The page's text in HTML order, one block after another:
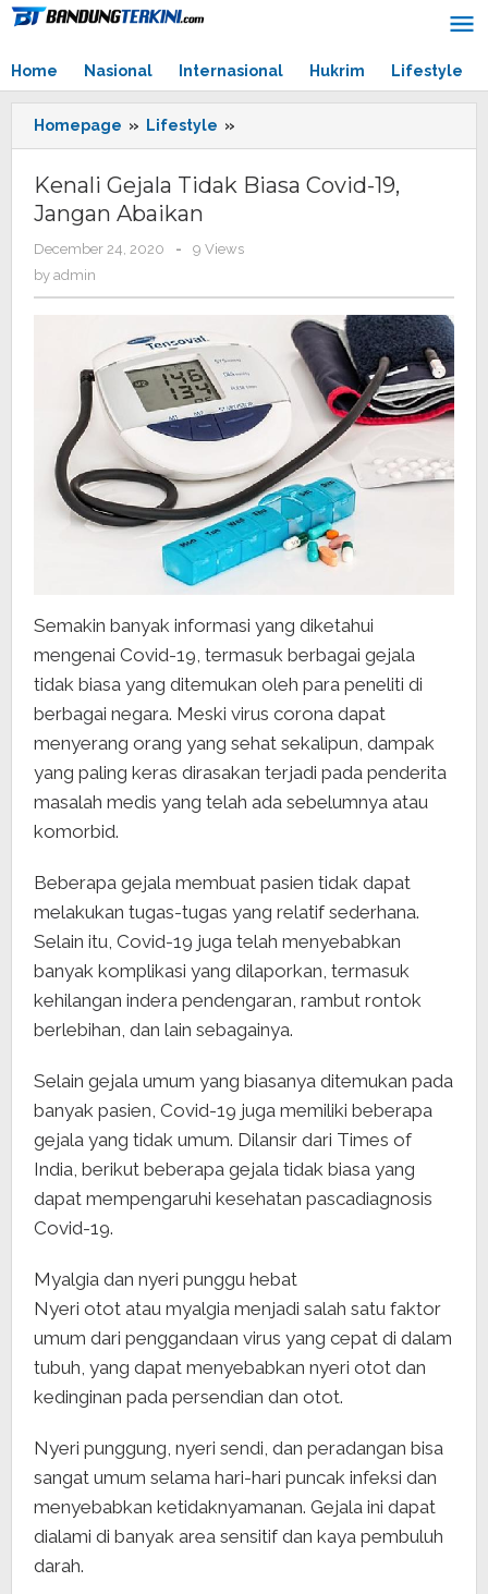
Skip
Home
Nasional Internasional Hukrim Lifestyle
Homepage » Lifestyle »
Gejala
Biasa
Kenali Gejala Tidak Biasa Covid-19,
Jangan Abaikan
December 24, 2020
by
-
9 Views
by admin
Semakin banyak informasi yang diketahui
mengenai Covid-19, termasuk berbagai gejala
tidak biasa yang ditemukan oleh para peneliti di
berbagai negara. Meski virus corona dapat
menyerang orang yang sehat sekalipun, dampak
yang paling keras dirasakan terjadi pada penderita
masalah medis yang telah ada sebelumnya atau
komorbid.
Beberapa gejala membuat pasien tidak dapat
melakukan tugas-tugas yang relatif sederhana.
Selain itu, Covid-19 juga telah menyebabkan
banyak komplikasi yang dilaporkan, termasuk
kehilangan indera pendengaran, rambut rontok
berlebihan, dan lain sebagainya.
Selain gejala umum yang biasanya ditemukan pada
banyak pasien, Covid-19 juga memiliki beberapa
gejala yang tidak umum. Dilansir dari Times of
India, berikut beberapa gejala tidak biasa yang
dapat mempengaruhi kesehatan pascadiagnosis
Covid-19.
Myalgia dan nyeri punggu hebat
Nyeri otot atau myalgia menjadi salah satu faktor
umum dari penggandaan virus yang cepat di dalam
tubuh, yang dapat menyebabkan nyeri otot dan
kedinginan pada persendian dan otot.
Nyeri punggung, nyeri sendi, dan peradangan bisa
sangat umum selama hari-hari puncak infeksi dan
menyebabkan ketidaknyamanan. Gejala ini dapat
dialami di banyak area sensitif dan kaya pembuluh
darah.